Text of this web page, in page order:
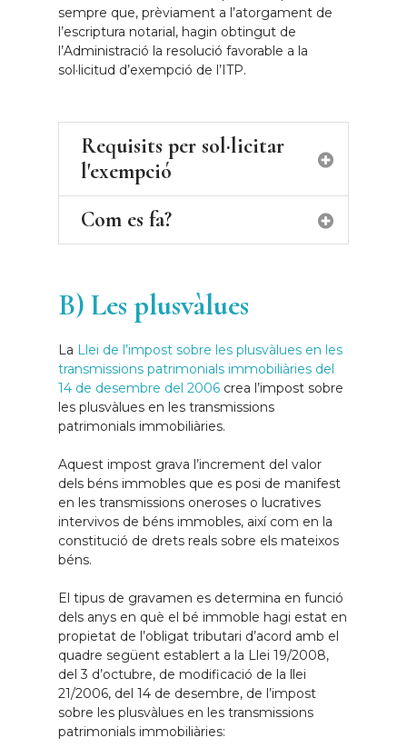
sempre que, prèviament a l’atorgament de
l’escriptura notarial, hagin obtingut de
l’Administració la resolució favorable a la
sol·licitud d’exempció de l’ITP.
Requisits per sol·licitar
l'exempció
Que els adquirents siguin
persones físiques
nacionalitat andorrana amb
residència efectiva al Principat o
un període mínim de residència
legal, permanent i continuada al
Principat d’Andorra de 5 anys.
Que l’adquirent tingui uns
anteriors a la presentació de la
sol·licitud que no superin de 3
vegades el salari mínim mensual
anualitzat o, en cas de ser més
d’un adquirent, que els
que el salari mínim per a l’any
2022 és de 1.157,87 euros, els
ingressos anyals màxims seran,
en el cas d’un adquirent, de
41.683,32 euros i, en el cas de
més d’un adquirent, de
62.524,98 euros. Aquests
imports s’incrementen un 20%
Com es fa?
sol·licitant ha de presentar al Servei
de Tràmits del Govern la
d’exempció de l’ITP d’acord amb
l’article 4.11 (H2T002) (170 Kb.) en el
format oficial, signada per tots els
adquirents, i acompanyada de la
documentació següent:
Fotocòpia del passaport o
del document nacional
d’identitat dels adquirents.
Certificat de residència
adquirents manifestin que
l’immoble per a l’adquisició del
qual sol·liciten l’exempció serà el
primer habitatge que hagin
adquirit, que constituirà el seu
habitatge habitual i permanent i
que no reben altres ingressos
que els declarats en el
B) Les plusvàlues
La Llei de l’impost sobre les plusvàlues en les
transmissions patrimonials immobiliàries del
14 de desembre del 2006 crea l’impost sobre
les plusvàlues en les transmissions
patrimonials immobiliàries.
Aquest impost grava l’increment del valor
dels béns immobles que es posi de manifest
en les transmissions oneroses o lucratives
intervivos de béns immobles, així com en la
constitució de drets reals sobre els mateixos
béns.
El tipus de gravamen es determina en funció
dels anys en què el bé immoble hagi estat en
propietat de l’obligat tributari d’acord amb el
quadre següent establert a la Llei 19/2008,
del 3 d’octubre, de modificació de la llei
21/2006, del 14 de desembre, de l’impost
sobre les plusvàlues en les transmissions
patrimonials immobiliàries: